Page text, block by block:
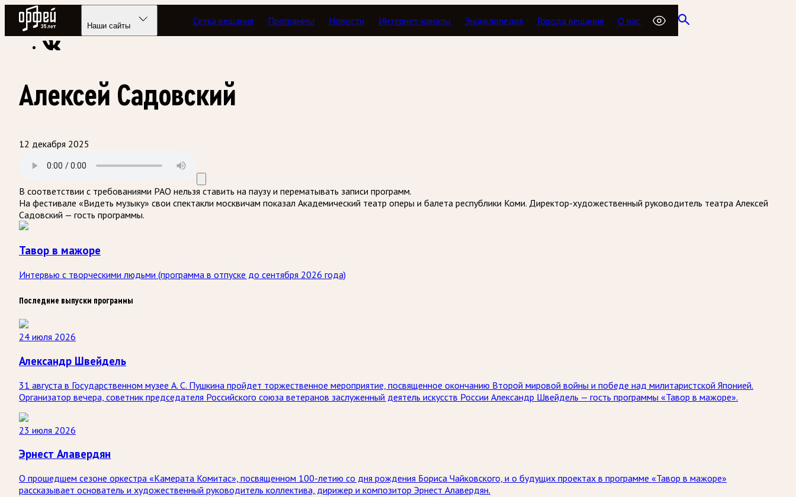
Радио Орфей
Наши сайты Сетка вещания Программы Новости Интернет-каналы Энциклопедия Города вещания О нас
Радио классической музыки «Орфей» Программы в эфире Тавор в мажоре
Алексей Садовский
12 декабря 2025
В соответствии с требованиями РАО нельзя ставить на паузу и перематывать записи программ.
На фестивале «Видеть музыку» свои спектакли москвичам показал Академический театр оперы и балета республики Коми. Директор-художественный руководитель театра Алексей
Садовский — гость программы.
Тавор в мажоре
Интервью с творческими людьми (программа в отпуске до сентября 2026 года)
Последние выпуски программы
24 июля 2026
Александр Швейдель
31 августа в Государственном музее А. С. Пушкина пройдет торжественное мероприятие, посвященное окончанию Второй мировой войны и победе над милитаристской Японией.
Организатор вечера, советник председателя Российского союза ветеранов заслуженный деятель искусств России Александр Швейдель — гость программы «Тавор в мажоре».
23 июля 2026
Эрнест Алавердян
О прошедшем сезоне оркестра «Камерата Комитас», посвященном 100-летию со дня рождения Бориса Чайковского, и о будущих проектах в программе «Тавор в мажоре»
рассказывает основатель и художественный руководитель коллектива, дирижер и композитор Эрнест Алавердян.